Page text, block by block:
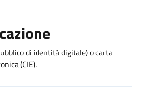
di identità digitale) o carta
(CIE).